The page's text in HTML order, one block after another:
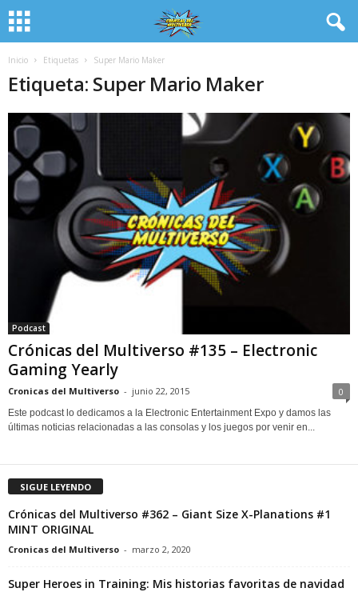
Inicio Etiquetas Super Mario Maker
Etiqueta: Super Mario Maker
Podcast
Crónicas del Multiverso #135 – Electronic
Gaming Yearly
Cronicas del Multiverso - junio 22, 2015 0
Este podcast lo dedicamos a la Electronic Entertainment Expo y damos las
últimas noticias relacionadas a las consolas y los juegos por venir en...
SIGUE LEYENDO
Crónicas del Multiverso #362 – Giant Size X-Planations #1
MINT ORIGINAL
Cronicas del Multiverso - marzo 2, 2020
Super Heroes in Training: Mis historias favoritas de navidad